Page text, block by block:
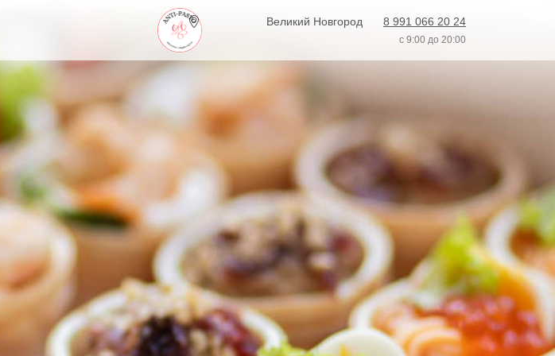
8 991 066 20 24
Великий Новгород
с 9:00 до 20:00